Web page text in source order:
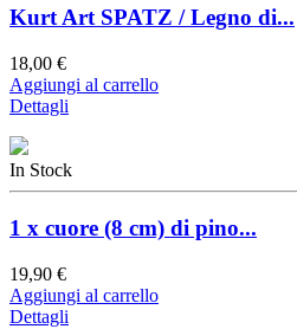
Kurt Art SPATZ / Legno di...
18,00 €
Aggiungi al carrello
Dettagli
In Stock
1 x cuore (8 cm) di pino...
19,90 €
Aggiungi al carrello
Dettagli